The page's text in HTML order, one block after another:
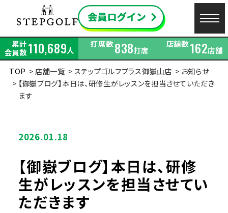
累計
会員数110,689人
打席数838打席
店舗数162店舗
TOP
店舗一覧 ステップゴルフプラス御嶽山店
お知らせ
【御嶽ブログ】本日は、研修生がレッスンを担当させていただき
ます
2026.01.18
【御嶽ブログ】本日は、研修
生がレッスンを担当させてい
ただきます